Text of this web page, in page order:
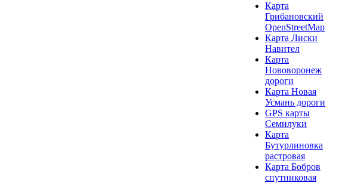
Карта
Грибановский
OpenStreetMap
Карта Лиски
Навител
Карта
Нововоронеж
дороги
Карта Новая
Усмань дороги
GPS карты
Семилуки
Карта
Бутурлиновка
растровая
Карта Бобров
спутниковая